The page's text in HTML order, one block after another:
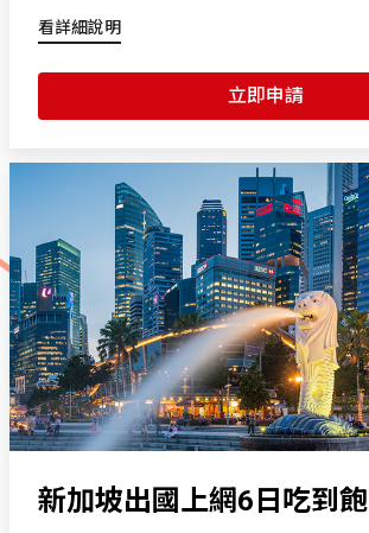
看詳細說明
立即申請
新加坡出國上網6日吃到飽